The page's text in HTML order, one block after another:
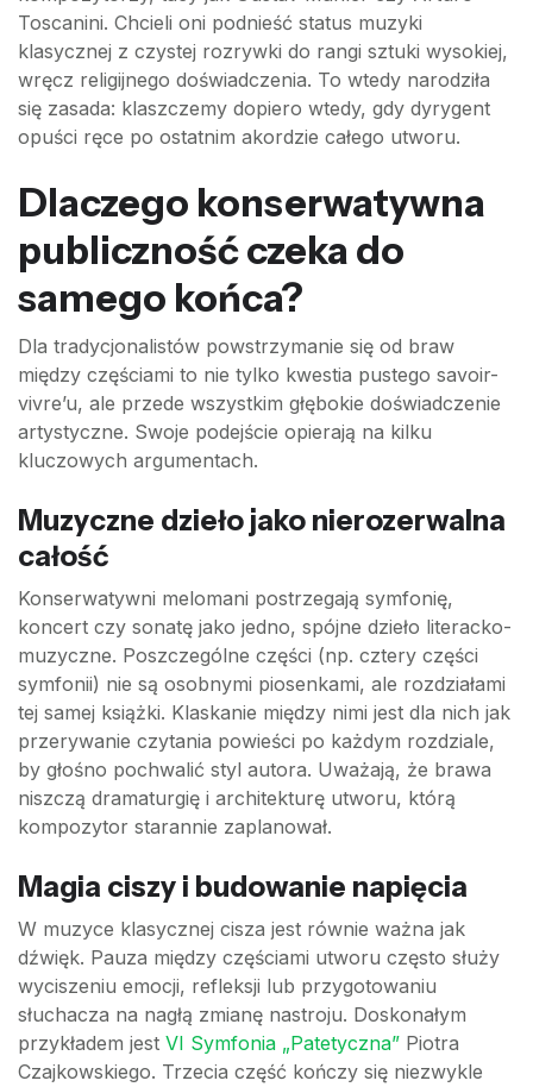
Toscanini. Chcieli oni podnieść status muzyki
klasycznej z czystej rozrywki do rangi sztuki wysokiej,
wręcz religijnego doświadczenia. To wtedy narodziła
się zasada: klaszczemy dopiero wtedy, gdy dyrygent
opuści ręce po ostatnim akordzie całego utworu.
Dlaczego konserwatywna
publiczność czeka do
samego końca?
Dla tradycjonalistów powstrzymanie się od braw
między częściami to nie tylko kwestia pustego savoir-
vivre’u, ale przede wszystkim głębokie doświadczenie
artystyczne. Swoje podejście opierają na kilku
kluczowych argumentach.
Muzyczne dzieło jako nierozerwalna
całość
Konserwatywni melomani postrzegają symfonię,
koncert czy sonatę jako jedno, spójne dzieło literacko-
muzyczne. Poszczególne części (np. cztery części
symfonii) nie są osobnymi piosenkami, ale rozdziałami
tej samej książki. Klaskanie między nimi jest dla nich jak
przerywanie czytania powieści po każdym rozdziale,
by głośno pochwalić styl autora. Uważają, że brawa
niszczą dramaturgię i architekturę utworu, którą
kompozytor starannie zaplanował.
Magia ciszy i budowanie napięcia
W muzyce klasycznej cisza jest równie ważna jak
dźwięk. Pauza między częściami utworu często służy
wyciszeniu emocji, refleksji lub przygotowaniu
słuchacza na nagłą zmianę nastroju. Doskonałym
przykładem jest VI Symfonia „Patetyczna” Piotra
Czajkowskiego. Trzecia część kończy się niezwykle